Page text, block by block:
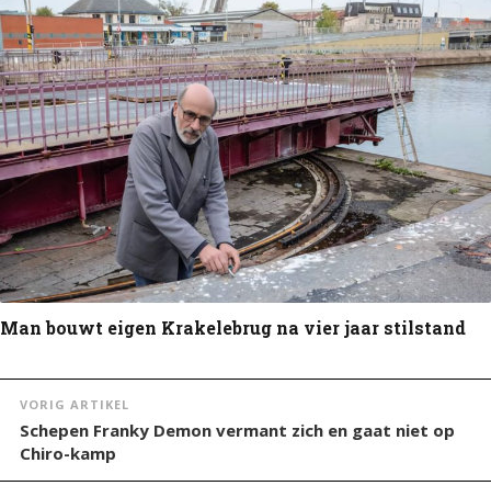
Man bouwt eigen Krakelebrug na vier jaar stilstand
VORIG ARTIKEL
Schepen Franky Demon vermant zich en gaat niet op
Chiro-kamp